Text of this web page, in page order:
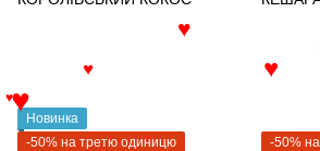
Новинка
-50% на третю одиницю
-50%
♥
♥
♥
♥
♥